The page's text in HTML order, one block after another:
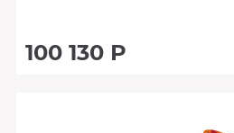
100 130 Р